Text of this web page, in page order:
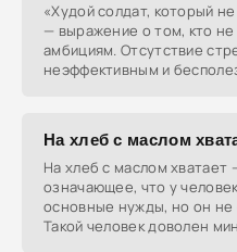
«Худой солдат, который
— выражение о том, кто
амбициям. Отсутствие
неэффективным и
На хлеб с маслом
На хлеб с маслом хватает
означающее, что у
основные нужды, но он не
Такой человек доволен